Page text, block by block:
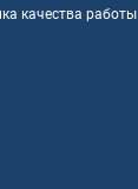
качества работы